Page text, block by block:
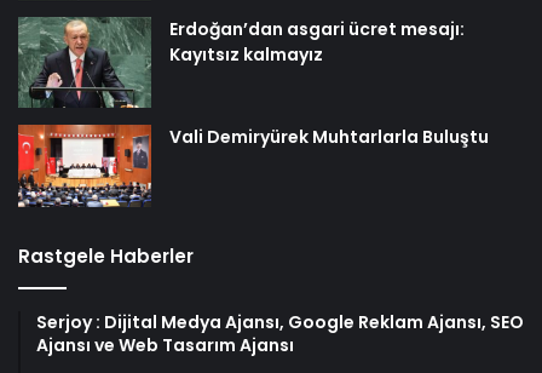
Erdoğan’dan asgari ücret mesajı:
Kayıtsız kalmayız
Vali Demiryürek Muhtarlarla Buluştu
Rastgele Haberler
Serjoy : Dijital Medya Ajansı, Google Reklam Ajansı, SEO
Ajansı ve Web Tasarım Ajansı